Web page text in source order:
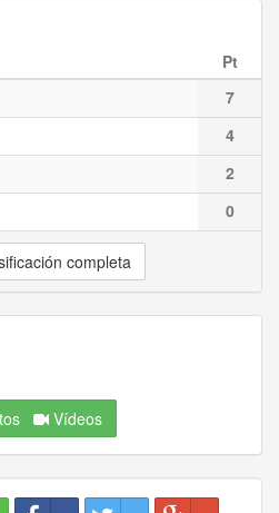
Pt
7
4
2
0
completa
Vídeos